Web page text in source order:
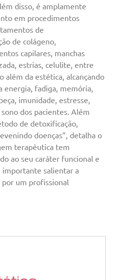
disso, é amplamente
em procedimentos
de
de colágeno,
capilares, manchas
estrias, celulite, entre
além da estética, alcançando
energia, fadiga, memória,
imunidade, estresse,
dos pacientes. Além
de detoxificação,
doenças”, detalha o
terapêutica tem
ao seu caráter funcional e
salientar a
um profissional